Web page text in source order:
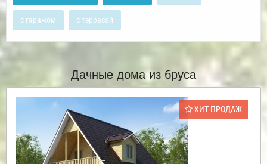
с гаражом с террасой
Дачные дома из бруса
ХИТ ПРОДАЖ